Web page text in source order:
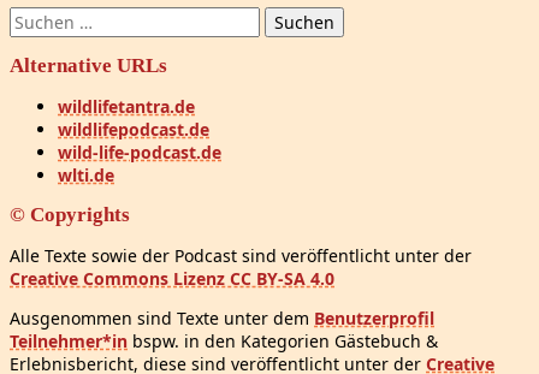
Suchen
nach:
Alternative URLs
wildlifetantra.de
wildlifepodcast.de
wild-life-podcast.de
wlti.de
© Copyrights
Alle Texte sowie der Podcast sind veröffentlicht unter der
Creative Commons Lizenz CC BY-SA 4.0
Ausgenommen sind Texte unter dem Benutzerprofil
Teilnehmer*in bspw. in den Kategorien Gästebuch &
Erlebnisbericht, diese sind veröffentlicht unter der Creative